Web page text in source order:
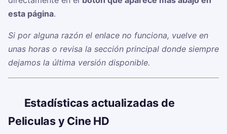
esta página.
Si por alguna razón el enlace no funciona, vuelve en
unas horas o revisa la sección principal donde siempre
dejamos la última versión disponible.
Estadísticas actualizadas de
Peliculas y Cine HD